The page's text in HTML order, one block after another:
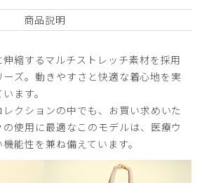
ました。動きやすく、色合いもgoodで
ス:スクラブパンツ・FREE/ディープ
2025-05-25
商品説明
縮するマルチストレッチ素材を採用
ーズ。動きやすさと快適な着心地を実
ます。
クションの中でも、お買い求めいた
使用に最適なこのモデルは、医療ウ
能性を兼ね備えています。